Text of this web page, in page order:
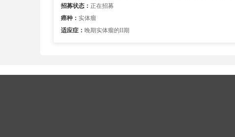
招募状态： 正在招募
癌种： 实体瘤
适应症： 晚期实体瘤的II期